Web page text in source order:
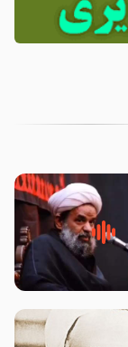
پاره های جگر امام
علیه السلام-حجت